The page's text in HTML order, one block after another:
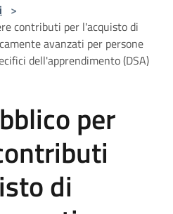
>
contributi per l'acquisto di
avanzati per persone
dell'apprendimento (DSA)
per
di